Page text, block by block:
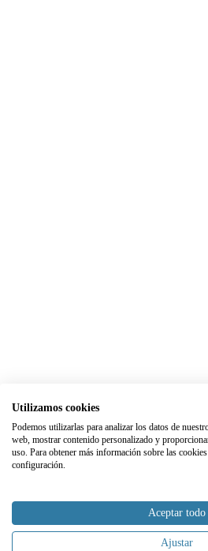
Utilizamos cookies
Podemos utilizarlas para analizar los datos de
web, mostrar contenido personalizado y
uso. Para obtener más información sobre las
configuración.
Aceptar todo
Ajustar